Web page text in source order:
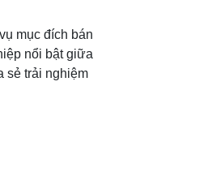
mục đích bán
nổi bật giữa
sẻ trải nghiệm